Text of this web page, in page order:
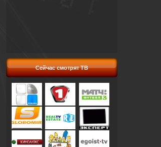
Сейчас смотрят ТВ